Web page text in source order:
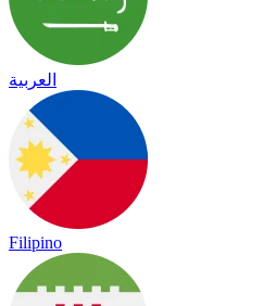
العربية
Filipino